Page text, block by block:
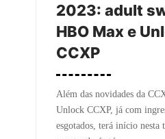
2023: adult
HBO Max e
CCXP
Além das novidades da
Unlock CCXP, já com
esgotados, terá início nesta